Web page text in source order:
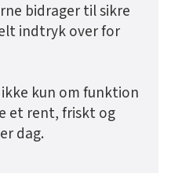
bidrager til sikre
indtryk over for
kun om funktion
et rent, friskt og
dag.